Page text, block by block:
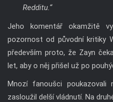
Redditu.“
Jeho komentář okamžitě
pozornost od původní kritiky
především proto, že Zayn
let, aby o něj přišel už po
Mnozí fanoušci
zasloužil delší vládnutí. Na